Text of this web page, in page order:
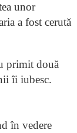
unor
a fost cerută
primit două
îi iubesc.
în vedere